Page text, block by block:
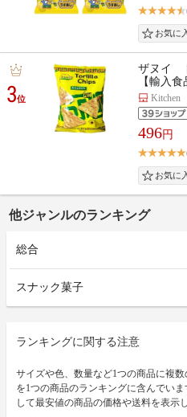
3位
ザヌイ
【輸入食
Kitchen
496円
他ジャンルのランキング
総合
スナック菓子
ランキングに関する注意
サイズや色、数量など1つの商品に複
を1つの商品のランキングに含んでい
して最安値の商品の価格や送料を表示